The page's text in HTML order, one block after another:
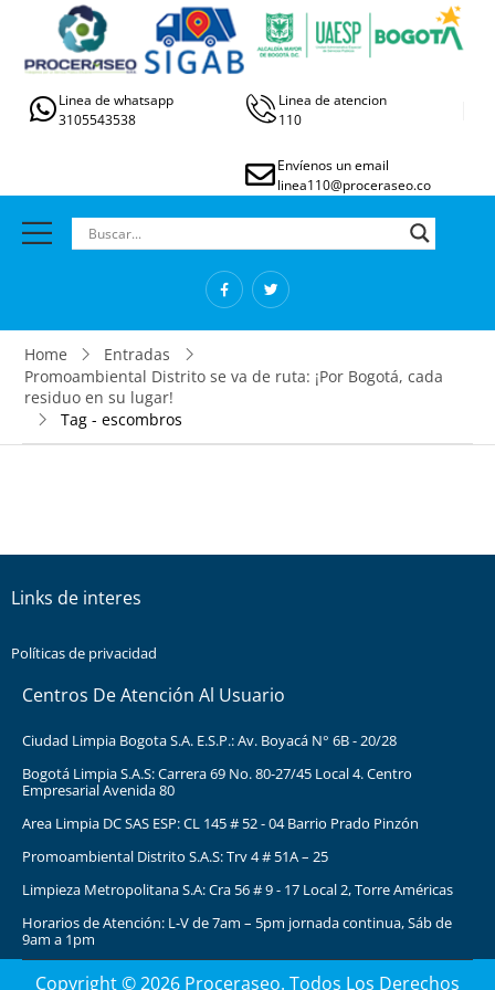
Linea de whatsapp
3105543538
Linea de atencion
110
Envíenos un email
linea110@proceraseo.co
Home
Entradas
Promoambiental Distrito se va de ruta: ¡Por Bogotá, cada
residuo en su lugar!
Tag - escombros
Links de interes
Políticas de privacidad
Centros De Atención Al Usuario
Ciudad Limpia Bogota S.A. E.S.P.: Av. Boyacá N° 6B - 20/28
Bogotá Limpia S.A.S: Carrera 69 No. 80-27/45 Local 4. Centro
Empresarial Avenida 80
Area Limpia DC SAS ESP: CL 145 # 52 - 04 Barrio Prado Pinzón
Promoambiental Distrito S.A.S: Trv 4 # 51A – 25
Limpieza Metropolitana S.A: Cra 56 # 9 - 17 Local 2, Torre Américas
Horarios de Atención: L-V de 7am – 5pm jornada continua, Sáb de
9am a 1pm
Copyright © 2026 Proceraseo. Todos Los Derechos